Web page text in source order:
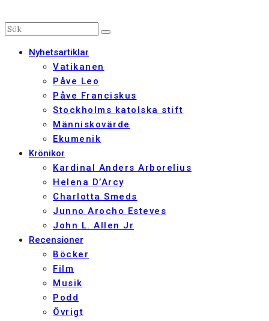
Nyhetsartiklar
Vatikanen
Påve Leo
Påve Franciskus
Stockholms katolska stift
Människovärde
Ekumenik
Krönikor
Kardinal Anders Arborelius
Helena D’Arcy
Charlotta Smeds
Junno Arocho Esteves
John L. Allen Jr
Recensioner
Böcker
Film
Musik
Podd
Övrigt